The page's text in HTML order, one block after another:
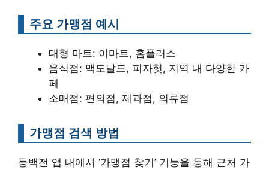
주요 가맹점 예시
대형 마트: 이마트, 홈플러스
음식점: 맥도날드, 피자헛, 지역 내 다양한 카
페
소매점: 편의점, 제과점, 의류점
가맹점 검색 방법
동백전 앱 내에서 ‘가맹점 찾기’ 기능을 통해 근처 가